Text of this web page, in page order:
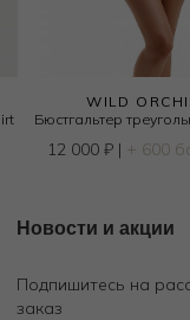
WILD
Бюстгальтер
12 000 ₽| + 600
Новости и акции
Подпишитесь на
заказ